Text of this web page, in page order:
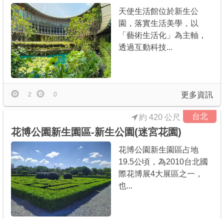
天使生活館位於新生公
園，落實生活美學，以
「藝術生活化」為主軸，
透過互動科技...
更多資訊
2 0
台北
約 420 公尺
花博公園新生園區-新生公園(迷宮花園)
花博公園新生園區占地
19.5公頃，為2010台北國
際花博展4大展區之一，
也...